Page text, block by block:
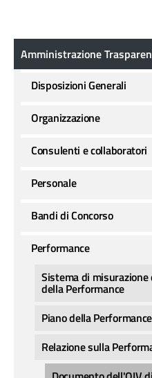
Amministrazione
Amministrazione
Disposizioni Generali
Organizzazione
Consulenti e collaboratori
Personale
Bandi di Concorso
Performance
Sistema di misurazione
della Performance
Piano della Performance
Relazione sulla